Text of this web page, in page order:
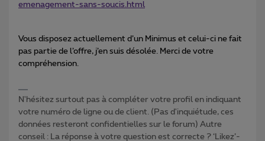
emenagement-sans-soucis.html
Vous disposez actuellement d’un Minimus et celui-ci ne fait
pas partie de l’offre, j’en suis désolée. Merci de votre
compréhension.
N'hésitez surtout pas à compléter votre profil en indiquant
votre numéro de ligne ou de client. (Pas d'inquiétude, ces
données resteront confidentielles sur le forum) Autre
conseil : La réponse à votre question est correcte ? ‘Likez’-